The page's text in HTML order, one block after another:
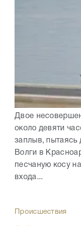
Двое
около девяти
заплыв, пытаясь
Волги в
песчаную косу
входа...
Происшествия